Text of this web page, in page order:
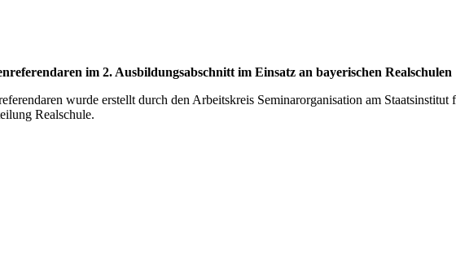
im 2. Ausbildungsabschnitt im Einsatz an bayerischen Realschulen
wurde erstellt durch den Arbeitskreis Seminarorganisation am
Realschule.